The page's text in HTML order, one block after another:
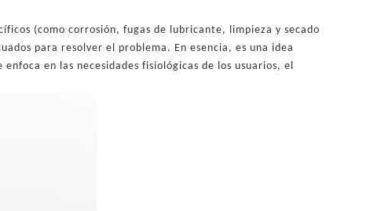
(como corrosión, fugas de lubricante, limpieza y secado
para resolver el problema. En esencia, es una idea
en las necesidades fisiológicas de los usuarios, el